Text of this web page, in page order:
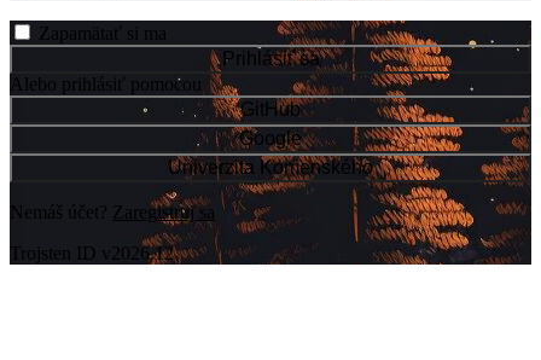
Zapamätať si ma
Prihlásiť sa
Alebo prihlásiť pomocou
GitHub
Google
Univerzita Komenského
Nemáš účet? Zaregistruj sa
Trojsten ID v2026.12